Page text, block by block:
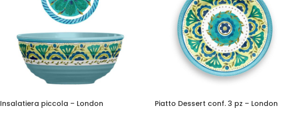
Insalatiera piccola – London Piatto Dessert conf. 3 pz – London